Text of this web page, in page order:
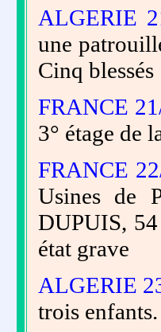
ALGERIE
une
Cinq blessés
FRANCE
3° étage de
FRANCE
Usines de
DUPUIS,
état grave
ALGERIE
trois enfants.